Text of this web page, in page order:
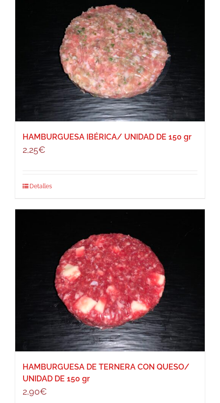
HAMBURGUESA IBÉRICA/ UNIDAD DE 150 gr
2,25€
Detalles
HAMBURGUESA DE TERNERA CON QUESO/
UNIDAD DE 150 gr
2,90€